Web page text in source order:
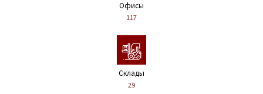
Офисы
117
Склады
29